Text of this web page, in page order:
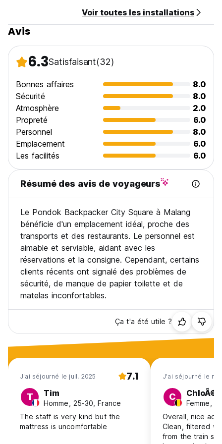
Voir toutes les installations
Avis
6.3Satisfaisant(32)
Bonnes affaires
8.0
Sécurité
8.0
Atmosphère
2.0
Propreté
6.0
Personnel
8.0
Emplacement
6.0
Les facilités
6.0
Résumé des avis de voyageurs
Le Pondok Backpacker City Square à Malang
bénéficie d'un emplacement idéal, proche des
transports et des restaurants. Le personnel est
aimable et serviable, aidant avec les
réservations et la consigne. Cependant, certains
clients récents ont signalé des problèmes de
sécurité, de manque de papier toilette et de
matelas inconfortables.
Ça t'a été utile ?
J'ai séjourné le juil. 2025 7.1
T Tim
Homme, 25-30, France
The staff is very kind but the
mattress is uncomfortable
J'ai séjourné le
C ChloÃ©
Femme,
Overall, nice
Clean, filtered
from the train